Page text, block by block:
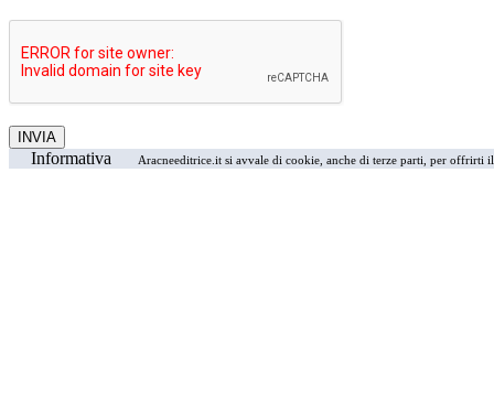
Informativa Aracneeditrice.it si avvale di cookie, anche di terze parti, per